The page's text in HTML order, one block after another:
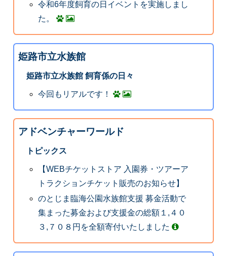
令和6年度飼育の日イベントを実施しまし
た。
姫路市立水族館
姫路市立水族館 飼育係の日々
今回もリアルです！
アドベンチャーワールド
トピックス
【WEBチケットストア 入園券・ツアーア
トラクションチケット販売のお知らせ】
のとじま臨海公園水族館支援 募金活動で
集まった募金および支援金の総額１,４０
３,７０８円を全額寄付いたしました